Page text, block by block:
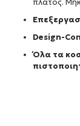
Design-
Όλα τα